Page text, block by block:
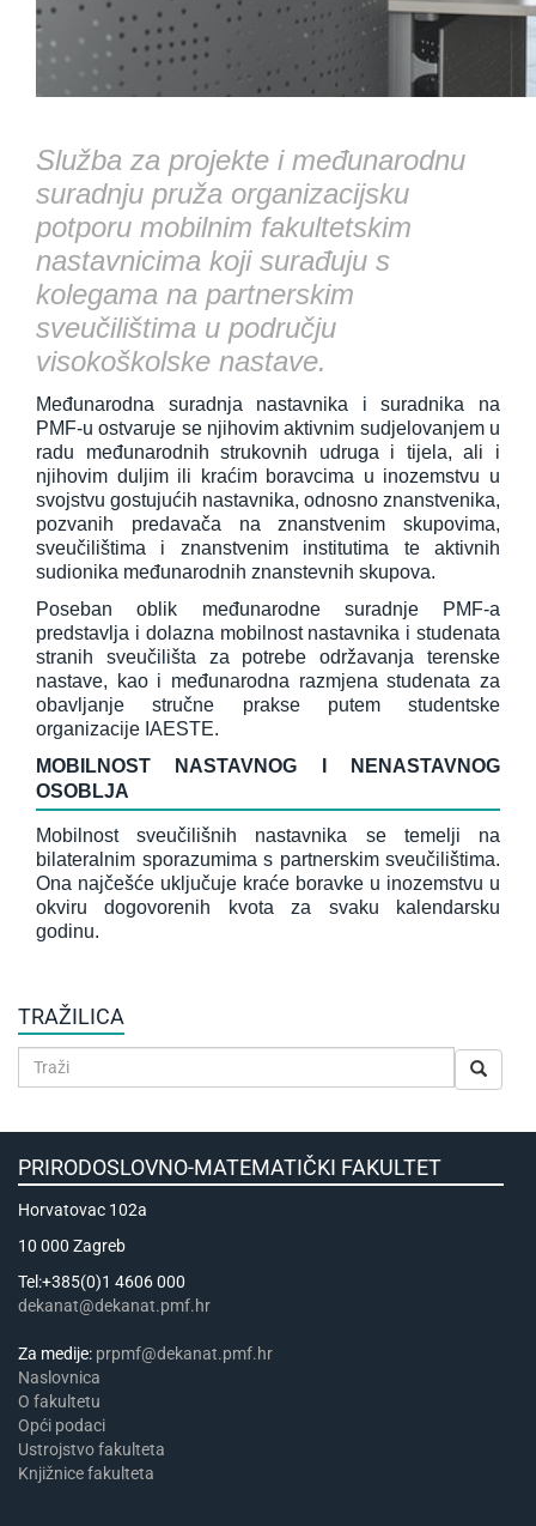
Služba za projekte i međunarodnu
suradnju pruža organizacijsku
potporu mobilnim fakultetskim
nastavnicima koji surađuju s
kolegama na partnerskim
sveučilištima u području
visokoškolske nastave.
Međunarodna suradnja nastavnika i suradnika na
PMF-u ostvaruje se njihovim aktivnim sudjelovanjem u
radu međunarodnih strukovnih udruga i tijela, ali i
njihovim duljim ili kraćim boravcima u inozemstvu u
svojstvu gostujućih nastavnika, odnosno znanstvenika,
pozvanih predavača na znanstvenim skupovima,
sveučilištima i znanstvenim institutima te aktivnih
sudionika međunarodnih znanstevnih skupova.
Poseban oblik međunarodne suradnje PMF-a
predstavlja i dolazna mobilnost nastavnika i studenata
stranih sveučilišta za potrebe održavanja terenske
nastave, kao i međunarodna razmjena studenata za
obavljanje stručne prakse putem studentske
organizacije IAESTE.
MOBILNOST NASTAVNOG I NENASTAVNOG
OSOBLJA
Mobilnost sveučilišnih nastavnika se temelji na
bilateralnim sporazumima s partnerskim sveučilištima.
Ona najčešće uključuje kraće boravke u inozemstvu u
okviru dogovorenih kvota za svaku kalendarsku
godinu.
TRAŽILICA
PRIRODOSLOVNO-MATEMATIČKI FAKULTET
Horvatovac 102a
10 000 Zagreb
Tel:+385(0)1 4606 000
dekanat@dekanat.pmf.hr
Za medije: prpmf@dekanat.pmf.hr
Naslovnica
​​​O fakultetu
Opći podaci
Ustrojstvo fakulteta
Knjižnice fakulteta